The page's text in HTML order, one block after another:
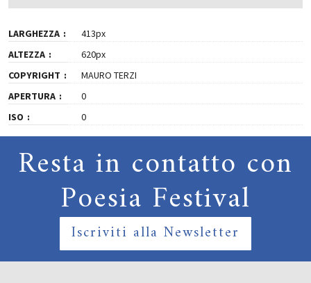
LARGHEZZA
413px
ALTEZZA
620px
COPYRIGHT
MAURO TERZI
APERTURA
0
ISO
0
Resta in contatto con
Poesia Festival
Iscriviti alla Newsletter